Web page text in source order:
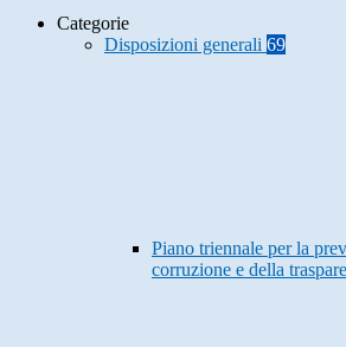
Categorie
Disposizioni generali 69
Piano triennale per la
corruzione e della